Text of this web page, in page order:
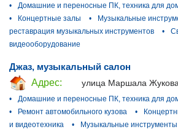
•
Домашние и переносные ПК, техника для
•
Концертные залы • Музыкальные
реставрация музыкальных инструментов
•
видеооборудование
Джаз, музыкальный салон
Адрес:
улица Маршала
•
Домашние и переносные ПК, техника для
•
Ремонт автомобильного кузова •
и видеотехника
• Музыкальные инструменты